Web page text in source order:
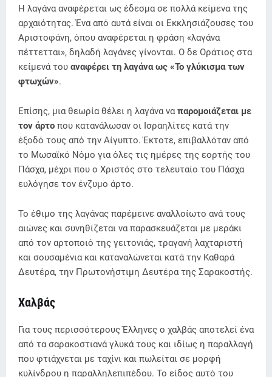
Η λαγάνα αναφέρεται ως έδεσμα σε πολλά κείμενα της
αρχαιότητας. Ένα από αυτά είναι οι Εκκλησιάζουσες του
Αριστοφάνη, όπου αναφέρεται η φράση «λαγάνα
πέττετται», δηλαδή λαγάνες γίνονται. Ο δε Οράτιος στα
κείμενά του αναφέρει τη λαγάνα ως «Το γλύκισμα των
φτωχών».
Επίσης, μια θεωρία θέλει η λαγάνα ναπαρομοιάζεται με
τον άρτο που κατανάλωσαν οι Ισραηλίτες κατά την
έξοδό τους από την Αίγυπτο. Έκτοτε, επιβαλλόταν από
το Μωσαϊκό Νόμο για όλες τις ημέρες της εορτής του
Πάσχα, μέχρι που ο Χριστός στο τελευταίο του Πάσχα
ευλόγησε τον ένζυμο άρτο.
Το έθιμο της λαγάνας παρέμεινε αναλλοίωτο ανά τους
αιώνες και συνηθίζεται να παρασκευάζεται με μεράκι
από τον αρτοποιό της γειτονιάς, τραγανή λαχταριστή
και σουσαμένια και καταναλώνεται κατά την Καθαρά
Δευτέρα, την Πρωτονήστιμη Δευτέρα της Σαρακοστής.
Χαλβάς
Για τους περισσότερους Έλληνες ο χαλβάς αποτελεί ένα
από τα σαρακοστιανά γλυκά τους και ιδίως η παραλλαγή
που φτιάχνεται με ταχίνι και πωλείται σε μορφή
κυλίνδρου η παραλληλεπιπέδου. Το είδος αυτό του